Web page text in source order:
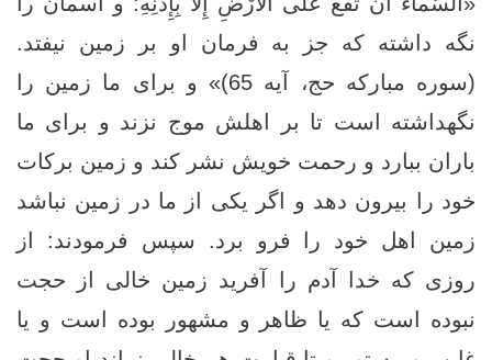
نگه داشته كه جز به فرمان او بر زمين نيفتد.
(سوره مبارکه حج، آیه 65)» و براى ما زمین را
نگهداشته است تا بر اهلش موج نزند و براى ما
باران ببارد و رحمت خويش نشر كند و زمين بركات
خود را بيرون دهد و اگر یکی از ما در زمين نباشد
زمين اهل خود را فرو برد. سپس فرمودند: از
روزى كه خدا آدم را آفريد زمین خالى از حجت
نبوده است كه يا ظاهر و مشهور بوده است و يا